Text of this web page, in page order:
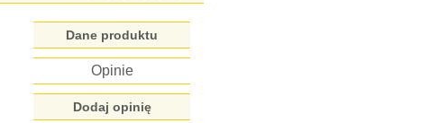
Dane produktu
Opinie
Dodaj opinię